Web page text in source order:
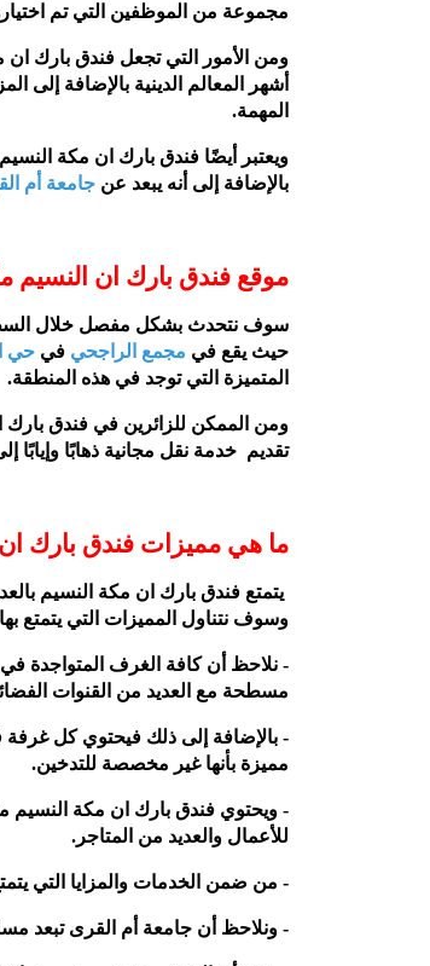
مجموعة من الموظفين التي تم
ومن الأمور التي تجعل فندق بارك
أشهر المعالم الدينية بالإضافة إلى
المهمة.
ويعتبر أيضًا فندق بارك ان مكة
بالإضافة إلى أنه يبعد عن جامعة أم
موقع فندق بارك ان النسيم
سوف نتحدث بشكل مفصل خلال السطور
حيث يقع في مجمع الراجحي في حي
المتميزة التي توجد في هذه المنطقة.
ومن الممكن للزائرين في فندق بارك
تقديم خدمة نقل مجانية ذهابًا
ما هي مميزات فندق بارك
يتمتع فندق بارك ان مكة النسيم
وسوف نتناول المميزات التي يتمتع
- نلاحظ أن كافة الغرف المتواجدة
مسطحة مع العديد من القنوات
- بالإضافة إلى ذلك فيحتوي كل
مميزة بأنها غير مخصصة للتدخين.
للأعمال والعديد من المتاجر.
- من ضمن الخدمات والمزايا التي
- ونلاحظ أن جامعة أم القرى تبعد مسافة 2.9 كم من فندق بارك إن باي راديسون مكة